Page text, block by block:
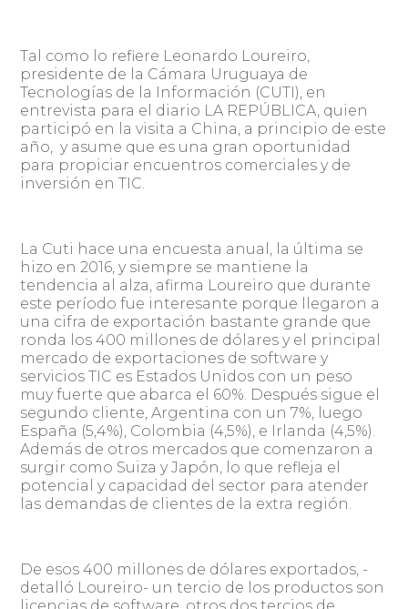
Tal como lo refiere Leonardo Loureiro,
presidente de la Cámara Uruguaya de
Tecnologías de la Información (CUTI), en
entrevista para el diario LA REPÚBLICA, quien
participó en la visita a China, a principio de este
año, y asume que es una gran oportunidad
para propiciar encuentros comerciales y de
inversión en TIC.
La Cuti hace una encuesta anual, la última se
hizo en 2016, y siempre se mantiene la
tendencia al alza, afirma Loureiro que durante
este período fue interesante porque llegaron a
una cifra de exportación bastante grande que
ronda los 400 millones de dólares y el principal
mercado de exportaciones de software y
servicios TIC es Estados Unidos con un peso
muy fuerte que abarca el 60%. Después sigue el
segundo cliente, Argentina con un 7%, luego
España (5,4%), Colombia (4,5%), e Irlanda (4,5%).
Además de otros mercados que comenzaron a
surgir como Suiza y Japón, lo que refleja el
potencial y capacidad del sector para atender
las demandas de clientes de la extra región.
De esos 400 millones de dólares exportados, -
detalló Loureiro- un tercio de los productos son